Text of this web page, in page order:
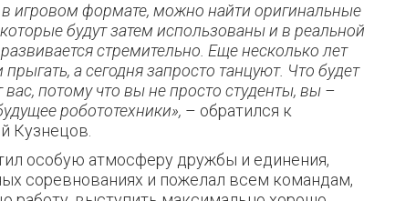
в игровом формате, можно найти оригинальные
будут затем использованы и в реальной
стремительно. Еще несколько лет
а сегодня запросто танцуют. Что будет
вас, потому что вы не просто студенты, вы –
робототехники», – обратился к
Кузнецов.
особую атмосферу дружбы и единения,
соревнованиях и пожелал всем командам,